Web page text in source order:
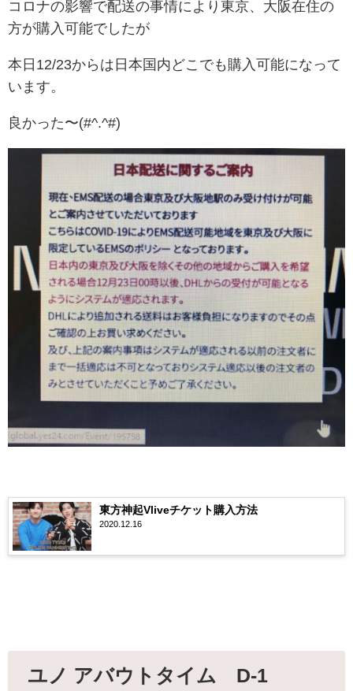
コロナの影響で配送の事情により東京、大阪在住の
方が購入可能でしたが
本日12/23からは日本国内どこでも購入可能になって
います。
良かった〜(#^.^#)
東方神起Vliveチケット購入方法
2020.12.16
ユノ アバウトタイム D-1